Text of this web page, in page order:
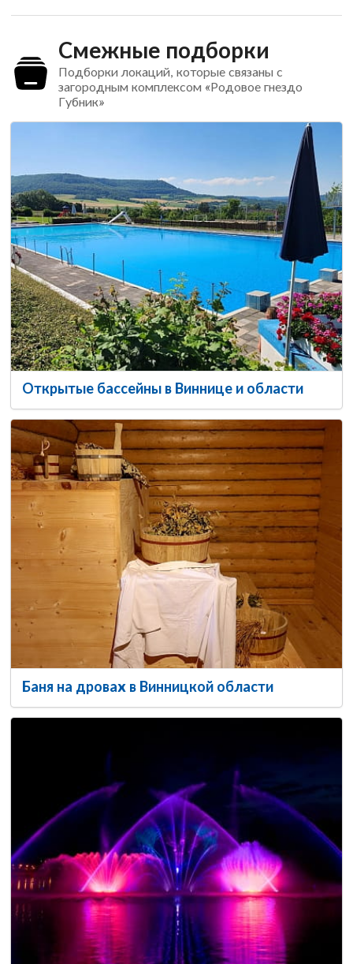
Смежные подборки
Подборки локаций, которые связаны с
загородным комплексом «Родовое гнездо
Губник»
Открытые бассейны в Виннице и области
Баня на дровах в Винницкой области